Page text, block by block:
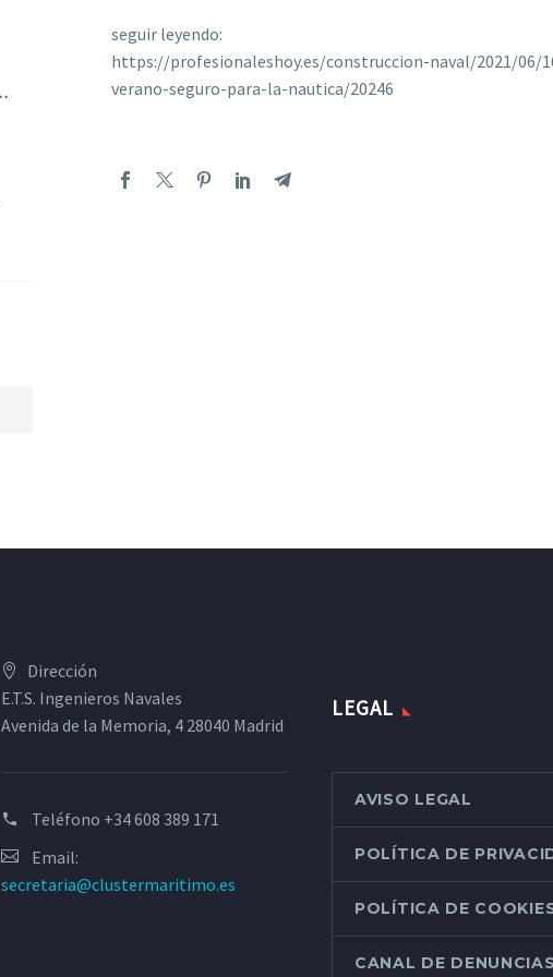
seguir leyendo:
https://profesionaleshoy.es/construccion-naval/2021/
verano-seguro-para-la-nautica/20246
Dirección
E.T.S. Ingenieros Navales
Avenida de la Memoria, 4 28040 Madrid
Teléfono +34 608 389 171
Email:
secretaria@clustermaritimo.es
LEGAL
AVISO LEGAL
POLÍTICA DE
POLÍTICA DE
CANAL DE